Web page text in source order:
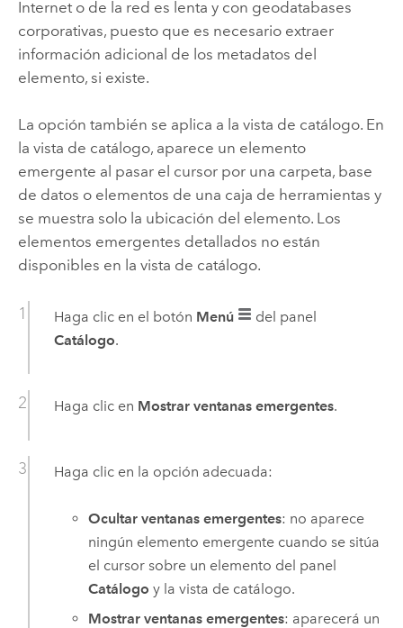
Internet o de la red es lenta y con geodatabases
corporativas, puesto que es necesario extraer
información adicional de los metadatos del
elemento, si existe.
La opción también se aplica a la vista de catálogo. En
la vista de catálogo, aparece un elemento
emergente al pasar el cursor por una carpeta, base
de datos o elementos de una caja de herramientas y
se muestra solo la ubicación del elemento. Los
elementos emergentes detallados no están
disponibles en la vista de catálogo.
Haga clic en el botón Menú
del panel
Catálogo.
Haga clic en Mostrar ventanas emergentes.
Haga clic en la opción adecuada:
Ocultar ventanas emergentes: no aparece
ningún elemento emergente cuando se sitúa
el cursor sobre un elemento del panel
Catálogo y la vista de catálogo.
Mostrar ventanas emergentes: aparecerá un